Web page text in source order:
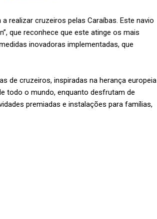
realizar cruzeiros pelas Caraíbas. Este navio
que reconhece que este atinge os mais
inovadoras implementadas, que
de cruzeiros, inspiradas na herança europeia
todo o mundo, enquanto desfrutam de
premiadas e instalações para famílias,